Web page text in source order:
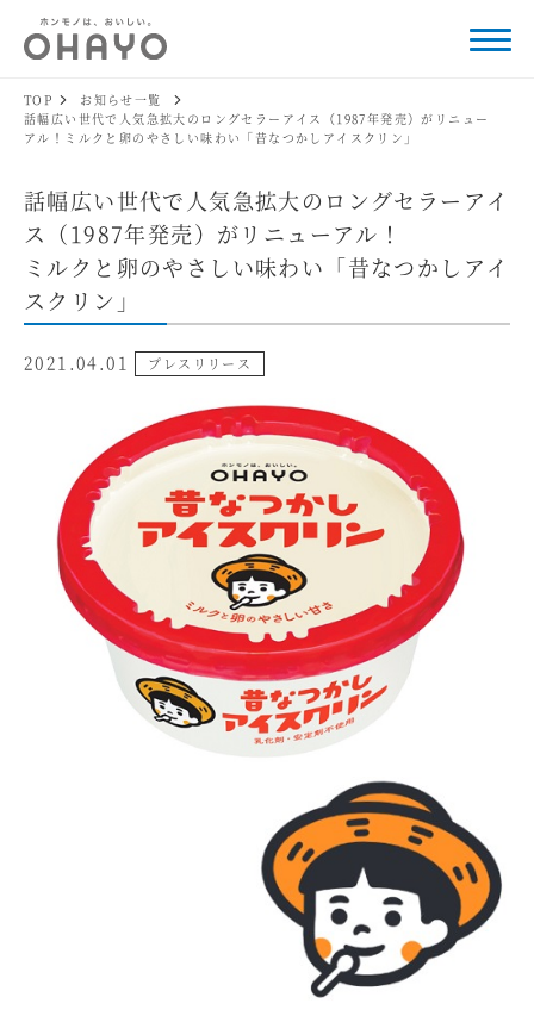
TOP
お知らせ一覧
話幅広い世代で人気急拡大のロングセラーアイス（1987年発売）がリニュー
アル！ミルクと卵のやさしい味わい「昔なつかしアイスクリン」
話幅広い世代で人気急拡大のロングセラーアイ
ス（1987年発売）がリニューアル！
ミルクと卵のやさしい味わい「昔なつかしアイ
スクリン」
2021.04.01 プレスリリース